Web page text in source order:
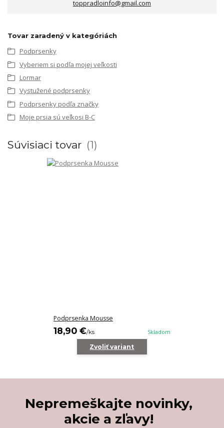
toppradloinfo@gmail.com
Tovar zaradený v kategóriách
Podprsenky
Vyberiem si podľa mojej veľkosti
Lormar
Vystužené podprsenky
Podprsenky podľa značky
Moje prsia sú veľkosi B-C
Súvisiaci tovar 1
Podprsenka Mousse
18,90 €/ks Skladom
Zvoliť variant
Nepremeškajte novinky,
akcie a zľavy!